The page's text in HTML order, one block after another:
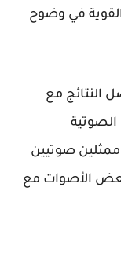
في وضوح
النتائج مع
الصوتية
صوتيين
بعض الأصوات مع